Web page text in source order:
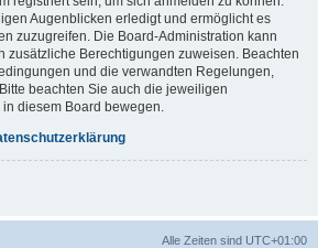
Augenblicken erledigt und ermöglicht es
zuzugreifen. Die Board-Administration kann
zusätzliche Berechtigungen zuweisen. Beachten
und die verwandten Regelungen,
beachten Sie auch die jeweiligen
diesem Board bewegen.
Alle Zeiten sind UTC+01:00